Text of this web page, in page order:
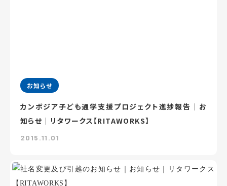
お知らせ
カンボジア子ども通学支援プロジェクト進捗報告｜お
知らせ｜リタワークス【RITAWORKS】
2015.11.01